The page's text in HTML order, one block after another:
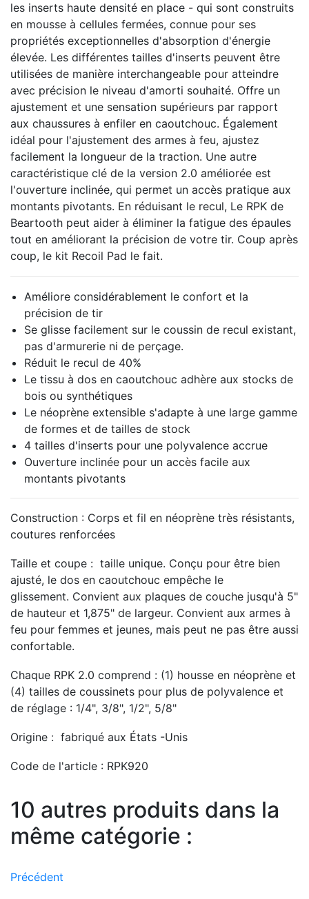
les inserts haute densité en place - qui sont construits
en mousse à cellules fermées, connue pour ses
propriétés exceptionnelles d'absorption d'énergie
élevée. Les différentes tailles d'inserts peuvent être
utilisées de manière interchangeable pour atteindre
avec précision le niveau d'amorti souhaité. Offre un
ajustement et une sensation supérieurs par rapport
aux chaussures à enfiler en caoutchouc. Également
idéal pour l'ajustement des armes à feu, ajustez
facilement la longueur de la traction. Une autre
caractéristique clé de la version 2.0 améliorée est
l'ouverture inclinée, qui permet un accès pratique aux
montants pivotants. En réduisant le recul, Le RPK de
Beartooth peut aider à éliminer la fatigue des épaules
tout en améliorant la précision de votre tir. Coup après
coup, le kit Recoil Pad le fait.
Améliore considérablement le confort et la
précision de tir
Se glisse facilement sur le coussin de recul existant,
pas d'armurerie ni de perçage.
Réduit le recul de 40%
Le tissu à dos en caoutchouc adhère aux stocks de
bois ou synthétiques
Le néoprène extensible s'adapte à une large gamme
de formes et de tailles de stock
4 tailles d'inserts pour une polyvalence accrue
Ouverture inclinée pour un accès facile aux
montants pivotants
Construction : Corps et fil en néoprène très résistants,
coutures renforcées
Taille et coupe : taille unique. Conçu pour être bien
ajusté, le dos en caoutchouc empêche le
glissement. Convient aux plaques de couche jusqu'à 5"
de hauteur et 1,875" de largeur. Convient aux armes à
feu pour femmes et jeunes, mais peut ne pas être aussi
confortable.
Chaque RPK 2.0 comprend : (1) housse en néoprène et
(4) tailles de coussinets pour plus de polyvalence et
de réglage : 1/4", 3/8", 1/2", 5/8"
Origine : fabriqué aux États -Unis
Code de l'article : RPK920
10 autres produits dans la
même catégorie :
Précédent